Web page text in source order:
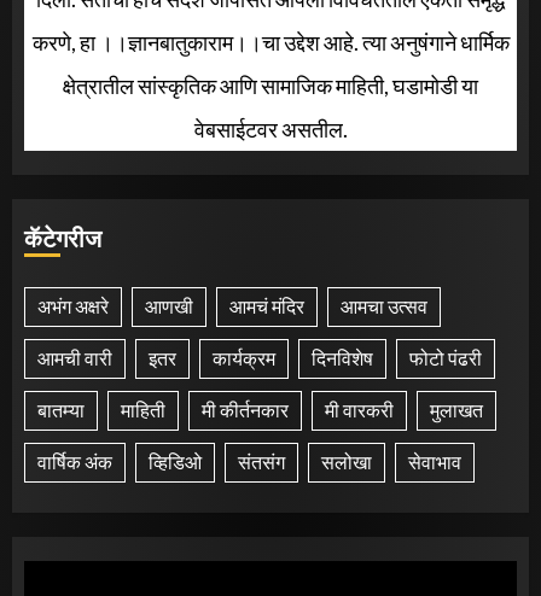
करणे, हा ।।ज्ञानबातुकाराम।।चा उद्देश आहे. त्या अनुषंगाने धार्मिक
क्षेत्रातील सांस्कृतिक आणि सामाजिक माहिती, घडामोडी या
वेबसाईटवर असतील.
कॅटेगरीज
अभंग अक्षरे आणखी आमचं मंदिर आमचा उत्सव
आमची वारी इतर कार्यक्रम दिनविशेष फोटो पंढरी
बातम्या माहिती मी कीर्तनकार मी वारकरी मुलाखत
वार्षिक अंक व्हिडिओ संतसंग सलोखा सेवाभाव